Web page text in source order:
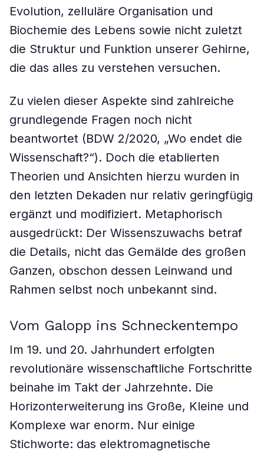
Evolution, zelluläre Organisation und
Biochemie des Lebens sowie nicht zuletzt
die Struktur und Funktion unserer Gehirne,
die das alles zu verstehen versuchen.
Zu vielen dieser Aspekte sind zahlreiche
grundlegende Fragen noch nicht
beantwortet (BDW 2/2020, „Wo endet die
Wissenschaft?“). Doch die etablierten
Theorien und Ansichten hierzu wurden in
den letzten Dekaden nur relativ geringfügig
ergänzt und modifiziert. Metaphorisch
ausgedrückt: Der Wissenszuwachs betraf
die Details, nicht das Gemälde des großen
Ganzen, obschon dessen Leinwand und
Rahmen selbst noch unbekannt sind.
Vom Galopp ins Schneckentempo
Im 19. und 20. Jahrhundert erfolgten
revolutionäre wissenschaftliche Fortschritte
beinahe im Takt der Jahrzehnte. Die
Horizonterweiterung ins Große, Kleine und
Komplexe war enorm. Nur einige
Stichworte: das elektromagnetische